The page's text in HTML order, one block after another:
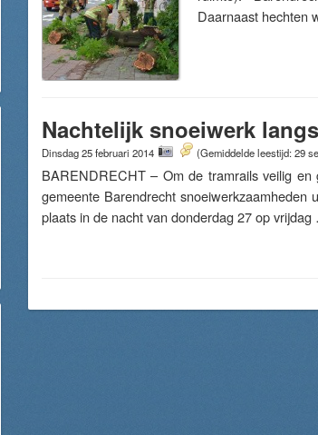
Daarnaast hechten
Nachtelijk snoeiwerk
Dinsdag 25 februari 2014 (Gemiddelde leestijd: 29
BARENDRECHT – Om de tramrails veilig
gemeente Barendrecht
plaats in de nacht van donderdag 27 op